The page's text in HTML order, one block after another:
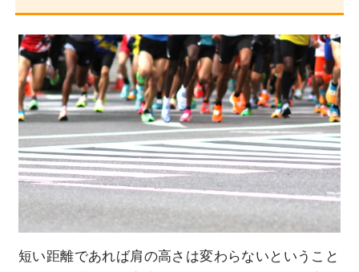
短い距離であれば肩の高さは変わらないということ